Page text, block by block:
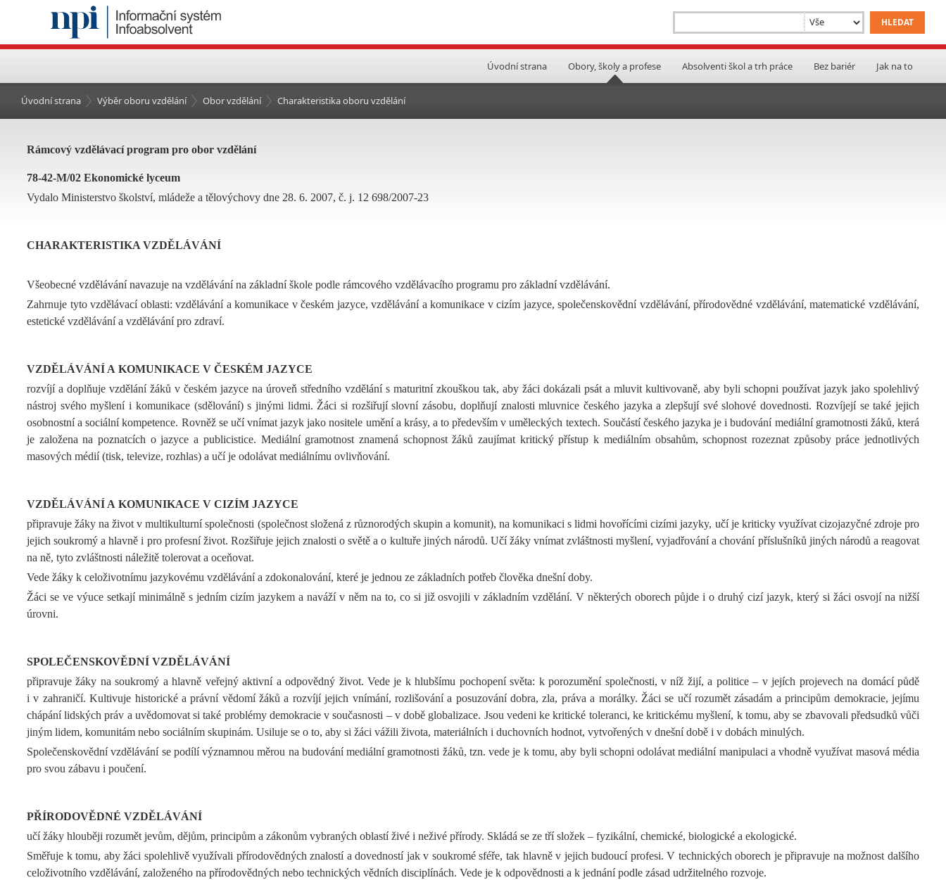
Úvodní strana Obory, školy a profese Absolventi škol a trh práce Bez bariér Jak na to
Úvodní strana Výběr oboru vzdělání Obor vzdělání Charakteristika oboru vzdělání
Rámcový vzdělávací program pro obor vzdělání
78-42-M/02 Ekonomické lyceum
Vydalo Ministerstvo školství, mládeže a tělovýchovy dne 28. 6. 2007, č. j. 12 698/2007-23
CHARAKTERISTIKA VZDĚLÁVÁNÍ
Všeobecné vzdělávání navazuje na vzdělávání na základní škole podle rámcového vzdělávacího programu pro základní vzdělávání.
Zahrnuje tyto vzdělávací oblasti: vzdělávání a komunikace v českém jazyce, vzdělávání a komunikace v cizím jazyce, společenskovědní vzdělávání, přírodovědné vzdělávání, matematické vzdělávání,
estetické vzdělávání a vzdělávání pro zdraví.
VZDĚLÁVÁNÍ A KOMUNIKACE V ČESKÉM JAZYCE
rozvíjí a doplňuje vzdělání žáků v českém jazyce na úroveň středního vzdělání s maturitní zkouškou tak, aby žáci dokázali psát a mluvit kultivovaně, aby byli schopni používat jazyk jako spolehlivý
nástroj svého myšlení i komunikace (sdělování) s jinými lidmi. Žáci si rozšiřují slovní zásobu, doplňují znalosti mluvnice českého jazyka a zlepšují své slohové dovednosti. Rozvíjejí se také jejich
osobnostní a sociální kompetence. Rovněž se učí vnímat jazyk jako nositele umění a krásy, a to především v uměleckých textech. Součástí českého jazyka je i budování mediální gramotnosti žáků, která
je založena na poznatcích o jazyce a publicistice. Mediální gramotnost znamená schopnost žáků zaujímat kritický přístup k mediálním obsahům, schopnost rozeznat způsoby práce jednotlivých
masových médií (tisk, televize, rozhlas) a učí je odolávat mediálnímu ovlivňování.
VZDĚLÁVÁNÍ A KOMUNIKACE V CIZÍM JAZYCE
připravuje žáky na život v multikulturní společnosti (společnost složená z různorodých skupin a komunit), na komunikaci s lidmi hovořícími cizími jazyky, učí je kriticky využívat cizojazyčné zdroje pro
jejich soukromý a hlavně i pro profesní život. Rozšiřuje jejich znalosti o světě a o kultuře jiných národů. Učí žáky vnímat zvláštnosti myšlení, vyjadřování a chování příslušníků jiných národů a reagovat
na ně, tyto zvláštnosti náležitě tolerovat a oceňovat.
Vede žáky k celoživotnímu jazykovému vzdělávání a zdokonalování, které je jednou ze základních potřeb člověka dnešní doby.
Žáci se ve výuce setkají minimálně s jedním cizím jazykem a naváží v něm na to, co si již osvojili v základním vzdělání. V některých oborech půjde i o druhý cizí jazyk, který si žáci osvojí na nižší
úrovni.
SPOLEČENSKOVĚDNÍ VZDĚLÁVÁNÍ
připravuje žáky na soukromý a hlavně veřejný aktivní a odpovědný život. Vede je k hlubšímu pochopení světa: k porozumění společnosti, v níž žijí, a politice – v jejích projevech na domácí půdě
i v zahraničí. Kultivuje historické a právní vědomí žáků a rozvíjí jejich vnímání, rozlišování a posuzování dobra, zla, práva a morálky. Žáci se učí rozumět zásadám a principům demokracie, jejímu
chápání lidských práv a uvědomovat si také problémy demokracie v současnosti – v době globalizace. Jsou vedeni ke kritické toleranci, ke kritickému myšlení, k tomu, aby se zbavovali předsudků vůči
jiným lidem, komunitám nebo sociálním skupinám. Usiluje se o to, aby si žáci vážili života, materiálních i duchovních hodnot, vytvořených v dnešní době i v dobách minulých.
Společenskovědní vzdělávání se podílí významnou měrou na budování mediální gramotnosti žáků, tzn. vede je k tomu, aby byli schopni odolávat mediální manipulaci a vhodně využívat masová média
pro svou zábavu i poučení.
PŘÍRODOVĚDNÉ VZDĚLÁVÁNÍ
učí žáky hlouběji rozumět jevům, dějům, principům a zákonům vybraných oblastí živé i neživé přírody. Skládá se ze tří složek – fyzikální, chemické, biologické a ekologické.
Směřuje k tomu, aby žáci spolehlivě využívali přírodovědných znalostí a dovedností jak v soukromé sféře, tak hlavně v jejich budoucí profesi. V technických oborech je připravuje na možnost dalšího
celoživotního vzdělávání, založeného na přírodovědných nebo technických vědních disciplínách. Vede je k odpovědnosti a k jednání podle zásad udržitelného rozvoje.